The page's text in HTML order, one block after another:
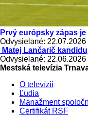
Prvý európsky zápas je
Odvysielané: 22.07.2026
Matej Lančarič
Odvysielané: 22.06.2026
Mestská televízia
O televízii
Ľudia
Manažment
Certifikát RSF